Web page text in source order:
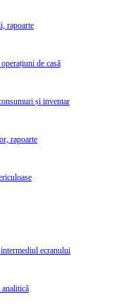
rapoarte
de casă
și inventar
rapoarte
ecranului